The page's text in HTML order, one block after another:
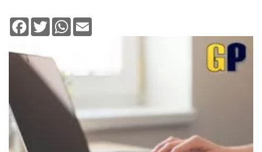
Facebook
TwitterWhatsApp